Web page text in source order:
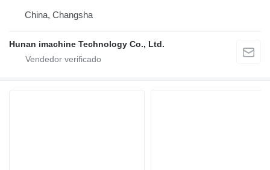
China, Changsha
Hunan imachine Technology Co., Ltd.